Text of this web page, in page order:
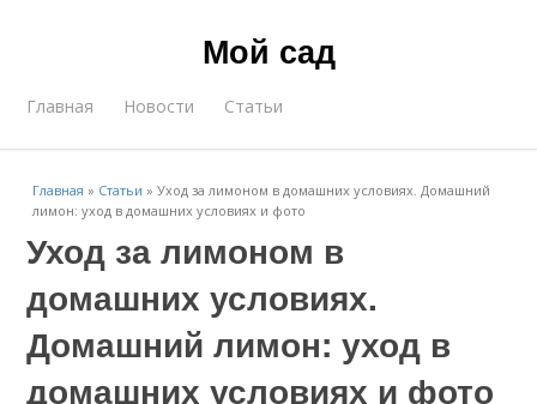
Мой сад
Главная Новости Статьи
Главная » Статьи »Уход за лимоном в домашних условиях. Домашний
лимон: уход в домашних условиях и фото
Уход за лимоном в
домашних условиях.
Домашний лимон: уход в
домашних условиях и фото